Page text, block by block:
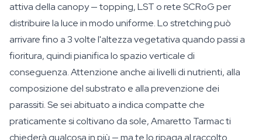
attiva della canopy — topping, LST o rete SCRoG per
distribuire la luce in modo uniforme. Lo stretching può
arrivare fino a 3 volte l'altezza vegetativa quando passi a
fioritura, quindi pianifica lo spazio verticale di
conseguenza. Attenzione anche ai livelli di nutrienti, alla
composizione del substrato e alla prevenzione dei
parassiti. Se sei abituato a indica compatte che
praticamente si coltivano da sole, Amaretto Tarmac ti
chiederà qualcosa in più — ma te lo ripaga al raccolto.